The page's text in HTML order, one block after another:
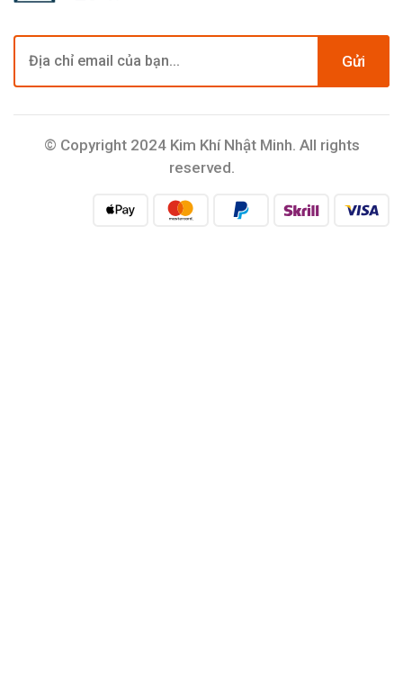
Gửi
© Copyright 2024 Kim Khí Nhật Minh. All rights
reserved.